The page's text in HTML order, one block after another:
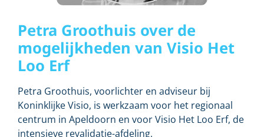
Petra Groothuis over de
mogelijkheden van Visio Het
Loo Erf
Petra Groothuis, voorlichter en adviseur bij
Koninklijke Visio, is werkzaam voor het regionaal
centrum in Apeldoorn en voor Visio Het Loo Erf, de
intensieve revalidatie-afdeling.